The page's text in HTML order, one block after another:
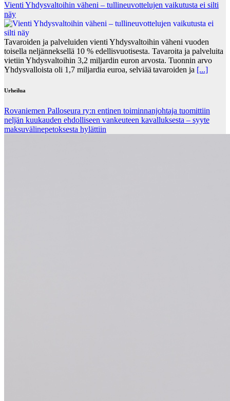
Vienti Yhdysvaltoihin väheni – tullineuvottelujen vaikutusta ei silti
näy
Tavaroiden ja palveluiden vienti Yhdysvaltoihin väheni vuoden
toisella neljänneksellä 10 % edellisvuotisesta. Tavaroita ja palveluita
vietiin Yhdysvaltoihin 3,2 miljardin euron arvosta. Tuonnin arvo
Yhdysvalloista oli 1,7 miljardia euroa, selviää tavaroiden ja [...]
Urheilua
Rovaniemen Palloseura ry:n entinen toiminnanjohtaja tuo­mit­tiin
neljän kuu­kau­den eh­dol­li­seen van­keu­teen ka­val­luk­ses­ta – syyte
mak­su­vä­li­ne­pe­tok­ses­ta hy­lät­tiin